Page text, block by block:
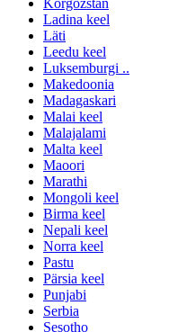
Kõrgõzstan
Ladina keel
Läti
Leedu keel
Luksemburgi ..
Makedoonia
Madagaskari
Malai keel
Malajalami
Malta keel
Maoori
Marathi
Mongoli keel
Birma keel
Nepali keel
Norra keel
Pastu
Pärsia keel
Punjabi
Serbia
Sesotho